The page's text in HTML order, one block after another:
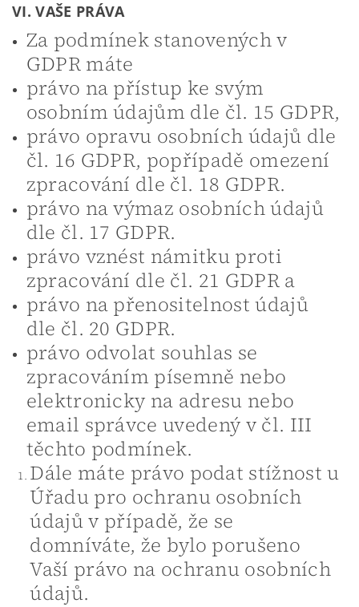
VI. VAŠE PRÁVA
Za podmínek stanovených v
GDPR máte
právo na přístup ke svým
osobním údajům dle čl. 15 GDPR,
právo opravu osobních údajů dle
čl. 16 GDPR, popřípadě omezení
zpracování dle čl. 18 GDPR.
právo na výmaz osobních údajů
dle čl. 17 GDPR.
právo vznést námitku proti
zpracování dle čl. 21 GDPR a
právo na přenositelnost údajů
dle čl. 20 GDPR.
právo odvolat souhlas se
zpracováním písemně nebo
elektronicky na adresu nebo
email správce uvedený v čl. III
těchto podmínek.
Dále máte právo podat stížnost u
Úřadu pro ochranu osobních
údajů v případě, že se
domníváte, že bylo porušeno
Vaší právo na ochranu osobních
údajů.